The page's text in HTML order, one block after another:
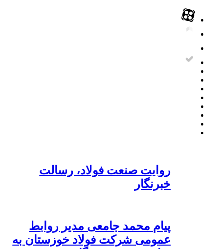
روایت صنعت فولاد،‌ رسالت
خبرنگار
پیام محمد جامعی مدیر روابط
عمومی شرکت فولاد خوزستان به